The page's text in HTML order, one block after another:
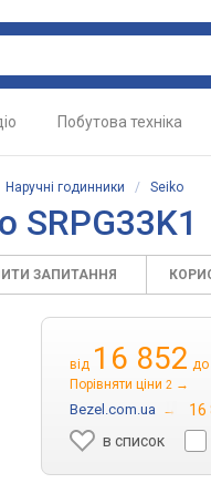
Побутова техніка
Наручні годинники / Seiko
SRPG33K1
ЗАПИТАННЯ
від 16 852 до
Порівняти ціни 2 →
Bezel.com.ua → 16
в список